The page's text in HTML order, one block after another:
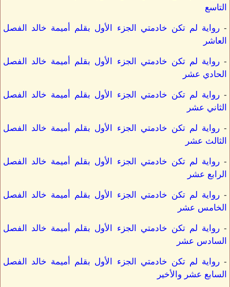
التاسع
-رواية لم تكن خادمتي الجزء الأول بقلم أميمة خالد الفصل
العاشر
-رواية لم تكن خادمتي الجزء الأول بقلم أميمة خالد الفصل
الحادي عشر
-رواية لم تكن خادمتي الجزء الأول بقلم أميمة خالد الفصل
الثاني عشر
-رواية لم تكن خادمتي الجزء الأول بقلم أميمة خالد الفصل
الثالث عشر
-رواية لم تكن خادمتي الجزء الأول بقلم أميمة خالد الفصل
الرابع عشر
-رواية لم تكن خادمتي الجزء الأول بقلم أميمة خالد الفصل
الخامس عشر
-رواية لم تكن خادمتي الجزء الأول بقلم أميمة خالد الفصل
السادس عشر
-رواية لم تكن خادمتي الجزء الأول بقلم أميمة خالد الفصل
السابع عشر والأخير